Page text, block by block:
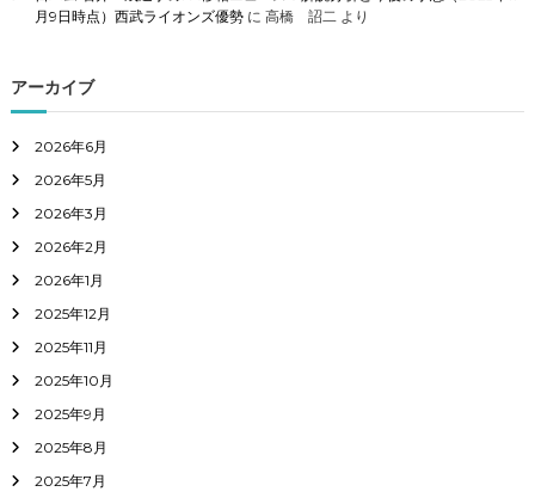
月9日時点）西武ライオンズ優勢に 高橋 詔二 より
アーカイブ
2026年6月
2026年5月
2026年3月
2026年2月
2026年1月
2025年12月
2025年11月
2025年10月
2025年9月
2025年8月
2025年7月